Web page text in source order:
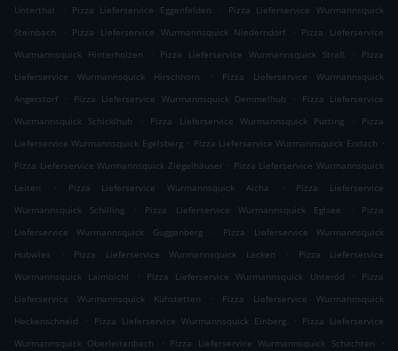
Unterthal
. Pizza Lieferservice Eggenfelden .
Pizza Lieferservice Wurmannsquick
Steinbach
. Pizza Lieferservice Wurmannsquick Niederndorf . Pizza Lieferservice
Wurmannsquick Hinterholzen
. Pizza Lieferservice Wurmannsquick Straß .
Pizza
Lieferservice Wurmannsquick Hirschhorn
.
Pizza Lieferservice Wurmannsquick
Angerstorf
. Pizza Lieferservice Wurmannsquick Demmelhub .
Pizza Lieferservice
Wurmannsquick Schicklhub
. Pizza Lieferservice Wurmannsquick Putting .
Pizza
Lieferservice Wurmannsquick Egelsberg . Pizza Lieferservice Wurmannsquick Endach .
Pizza Lieferservice Wurmannsquick Ziegelhäuser . Pizza Lieferservice Wurmannsquick
Leiten
. Pizza Lieferservice Wurmannsquick Aicha .
Pizza Lieferservice
Wurmannsquick Schilling
. Pizza Lieferservice Wurmannsquick Eglsee .
Pizza
Lieferservice Wurmannsquick Guggenberg
.
Pizza Lieferservice Wurmannsquick
Hubwies
. Pizza Lieferservice Wurmannsquick Lacken .
Pizza Lieferservice
Wurmannsquick Laimbichl
. Pizza Lieferservice Wurmannsquick Unteröd .
Pizza
Lieferservice Wurmannsquick Kühstetten
.
Pizza Lieferservice Wurmannsquick
Heckenschneid
. Pizza Lieferservice Wurmannsquick Einberg . Pizza Lieferservice
Wurmannsquick Oberleitenbach
. Pizza Lieferservice Wurmannsquick Schachten
.